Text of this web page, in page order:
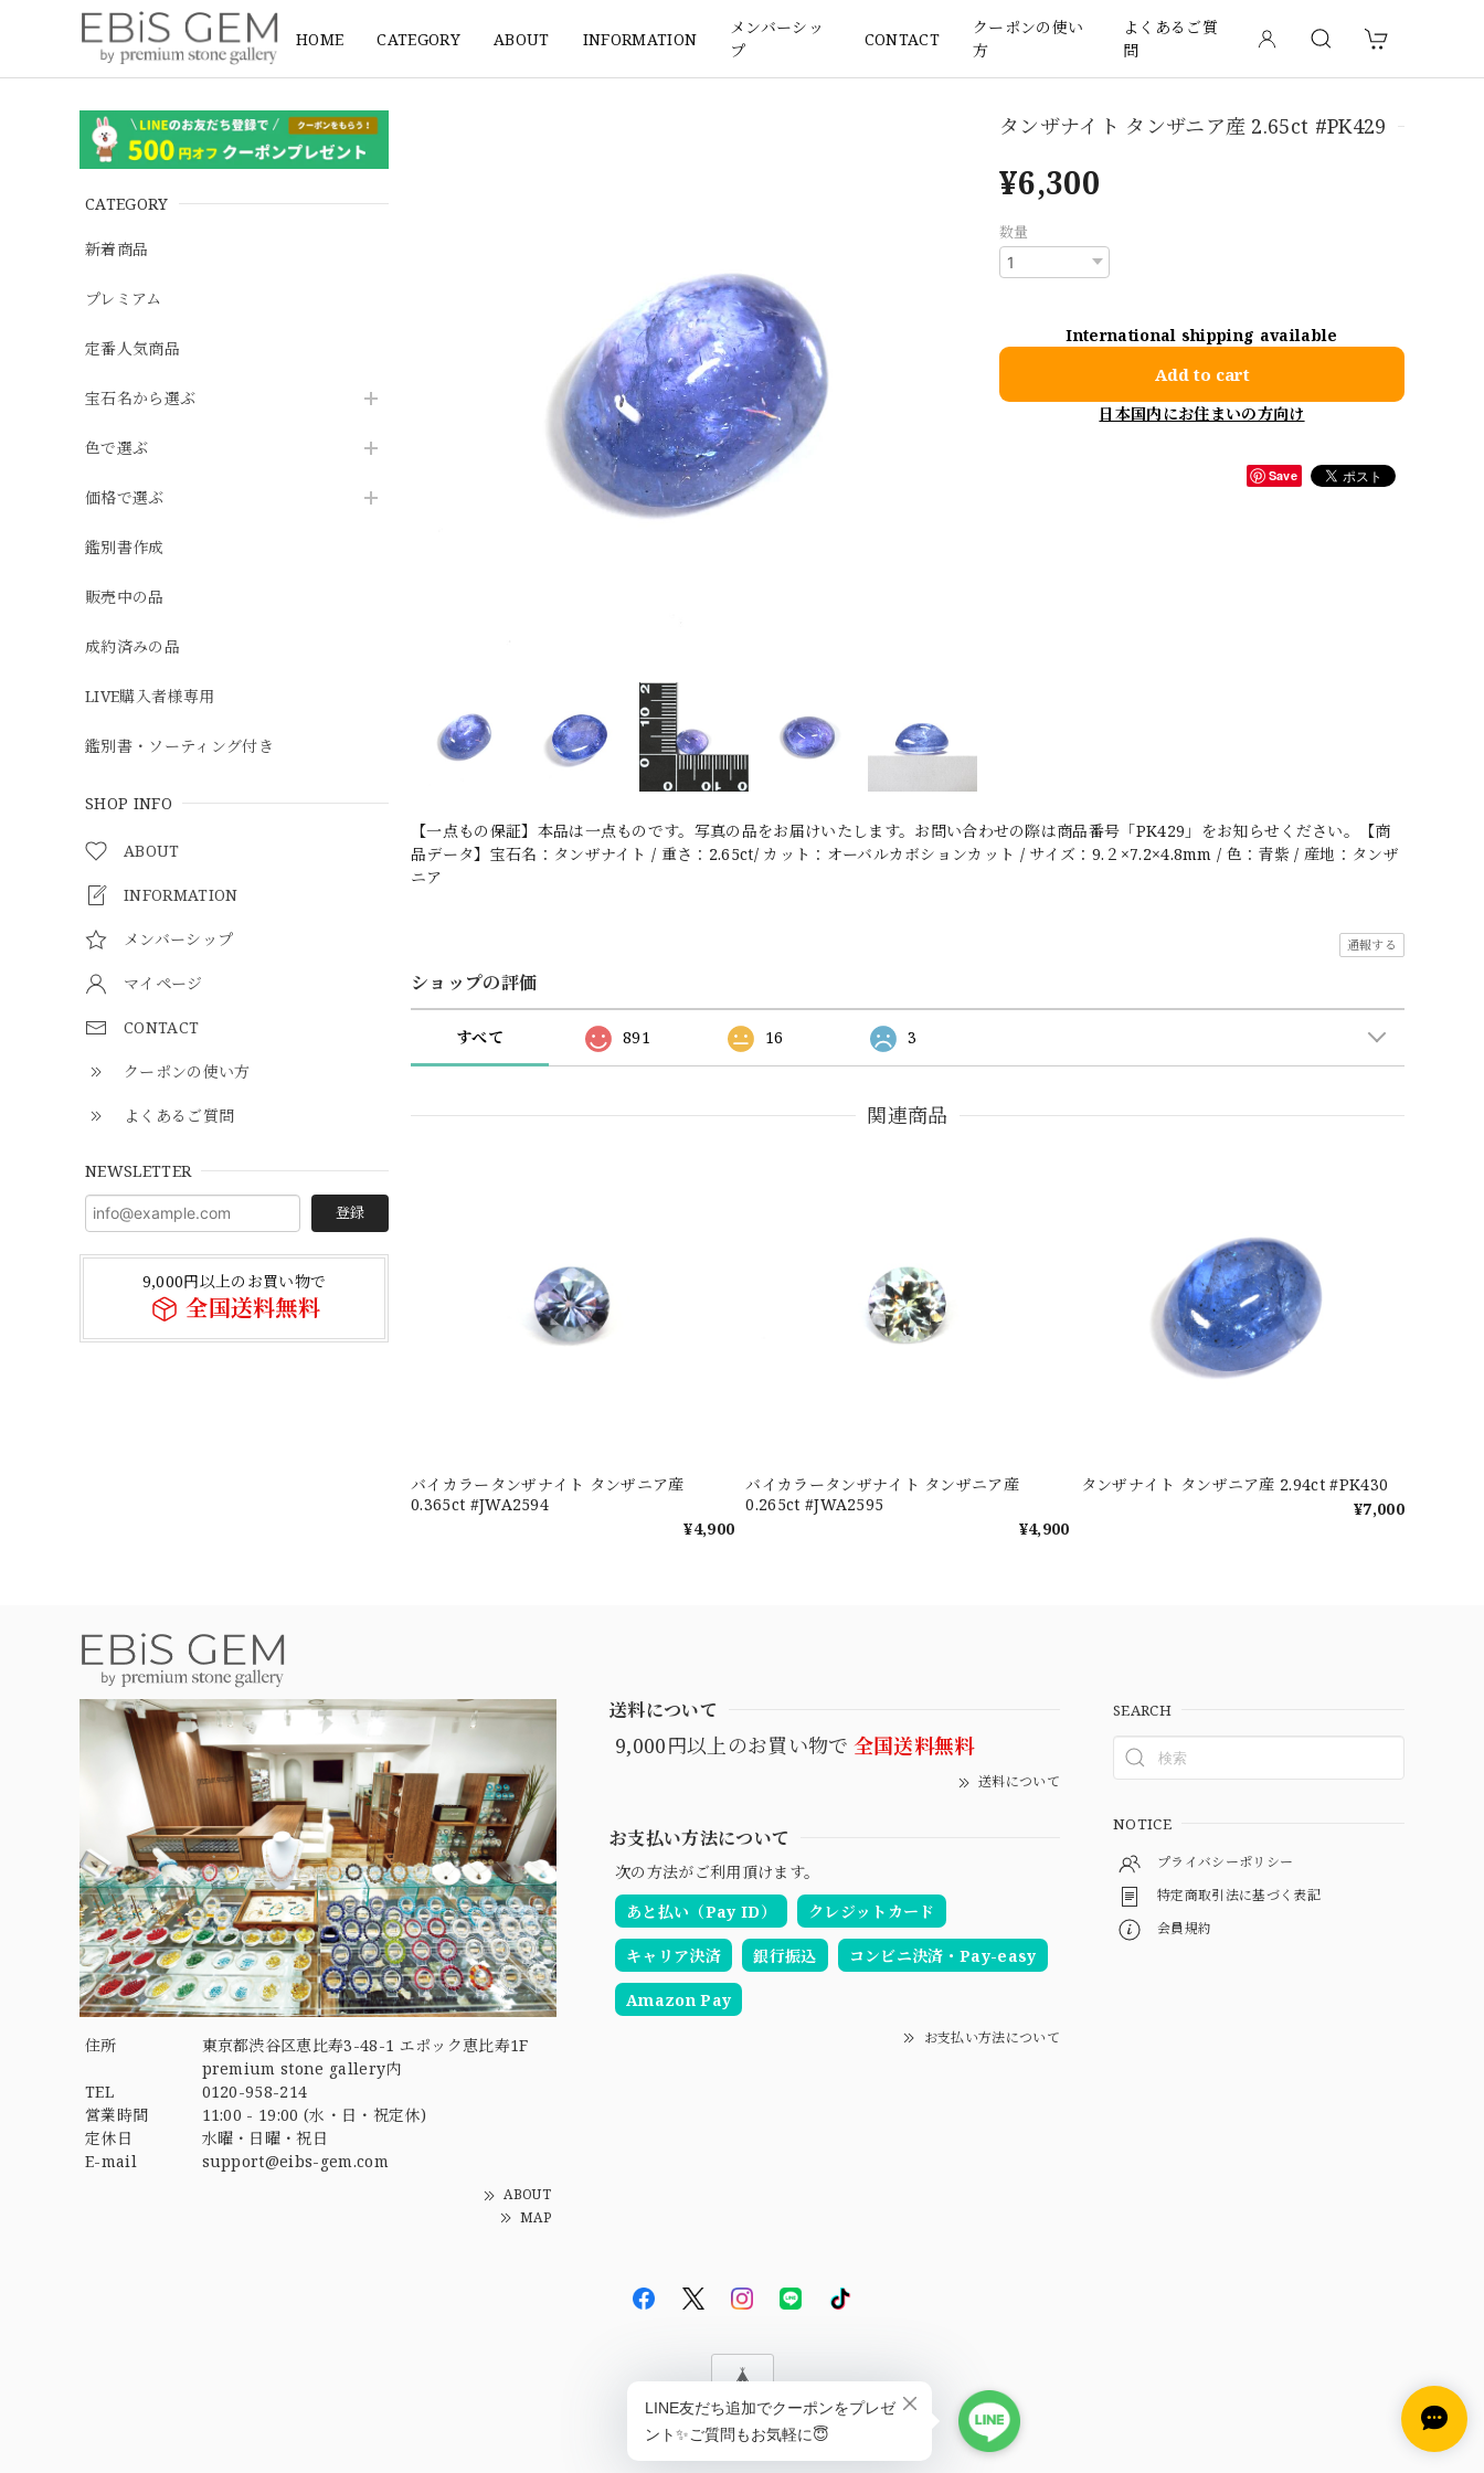
HOME CATEGORY ABOUT INFORMATION
メンバーシッ
プ
CONTACT
クーポンの使い
方
よくあるご質
問
CATEGORY
新着商品
プレミアム
定番人気商品
宝石名から選ぶ
色で選ぶ
価格で選ぶ
鑑別書作成
販売中の品
成約済みの品
LIVE購入者様専用
鑑別書・ソーティング付き
SHOP INFO
ABOUT
INFORMATION
メンバーシップ
マイページ
CONTACT
クーポンの使い方
よくあるご質問
NEWSLETTER
登録
9,000円以上のお買い物で
全国送料無料
タンザナイト タンザニア産 2.65ct #PK429
¥6,300
数量
International shipping available
Add to cart
日本国内にお住まいの方向け
Save
【一点もの保証】本品は一点ものです。写真の品をお届けいたします。お問い合わせの際は商品番号「PK429」をお知らせください。【商
品データ】宝石名：タンザナイト / 重さ：2.65ct/ カット：オーバルカボションカット / サイズ：9.２×7.2×4.8mm / 色：青紫 / 産地：タンザ
ニア
通報する
ショップの評価
すべて 891 16 3
関連商品
バイカラータンザナイト タンザニア産
0.365ct #JWA2594
¥4,900
バイカラータンザナイト タンザニア産
0.265ct #JWA2595
¥4,900
タンザナイト タンザニア産 2.94ct #PK430
¥7,000
住所
東京都渋谷区恵比寿3-48-1 エポック恵比寿1F
premium stone gallery内
TEL
0120-958-214
営業時間
11:00 - 19:00 (水・日・祝定休)
定休日
水曜・日曜・祝日
E-mail
support@eibs-gem.com
ABOUT
MAP
送料について
9,000円以上のお買い物で 全国送料無料
送料について
お支払い方法について
次の方法がご利用頂けます。
あと払い（Pay ID）
クレジットカード
キャリア決済 銀行振込 コンビニ決済・Pay-easy
Amazon Pay
お支払い方法について
SEARCH
NOTICE
プライバシーポリシー
特定商取引法に基づく表記
会員規約
© EBiS GEM